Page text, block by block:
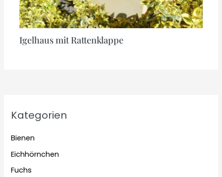
Igelhaus mit Rattenklappe
Kategorien
Bienen
Eichhörnchen
Fuchs